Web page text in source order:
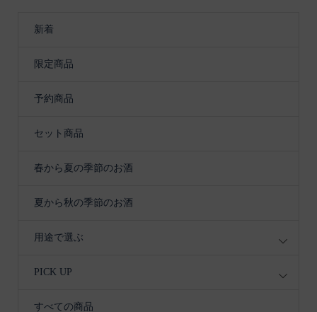
新着
限定商品
予約商品
セット商品
春から夏の季節のお酒
夏から秋の季節のお酒
用途で選ぶ
PICK UP
すべての商品